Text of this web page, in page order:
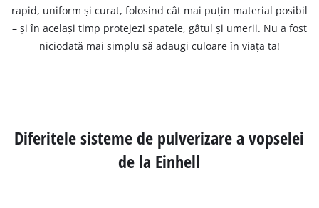
rapid, uniform și curat, folosind cât mai puțin material posibil
– și în același timp protejezi spatele, gâtul și umerii. Nu a fost
niciodată mai simplu să adaugi culoare în viața ta!
Diferitele sisteme de pulverizare a vopselei
de la Einhell